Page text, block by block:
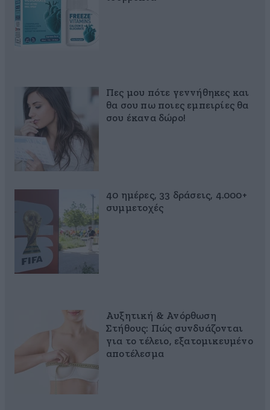
Πες μου πότε γεννήθηκες και
θα σου πω ποιες εμπειρίες θα
σου έκανα δώρο!
40 ημέρες, 33 δράσεις, 4.000+
συμμετοχές
Αυξητική & Ανόρθωση
Στήθους: Πώς συνδυάζονται
για το τέλειο, εξατομικευμένο
αποτέλεσμα